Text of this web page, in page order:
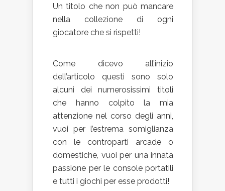
Un titolo che non può mancare
nella collezione di ogni
giocatore che si rispetti!
Come dicevo all’inizio
dell’articolo questi sono solo
alcuni dei numerosissimi titoli
che hanno colpito la mia
attenzione nel corso degli anni,
vuoi per l’estrema somiglianza
con le controparti arcade o
domestiche, vuoi per una innata
passione per le console portatili
e tutti i giochi per esse prodotti!